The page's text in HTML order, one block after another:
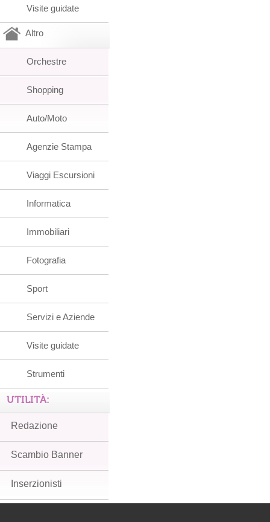
Visite guidate
Altro
Orchestre
Shopping
Auto/Moto
Agenzie Stampa
Viaggi Escursioni
Informatica
Immobiliari
Fotografia
Sport
Servizi e Aziende
Visite guidate
Strumenti
UTILITÀ:
Redazione
Scambio Banner
Inserzionisti